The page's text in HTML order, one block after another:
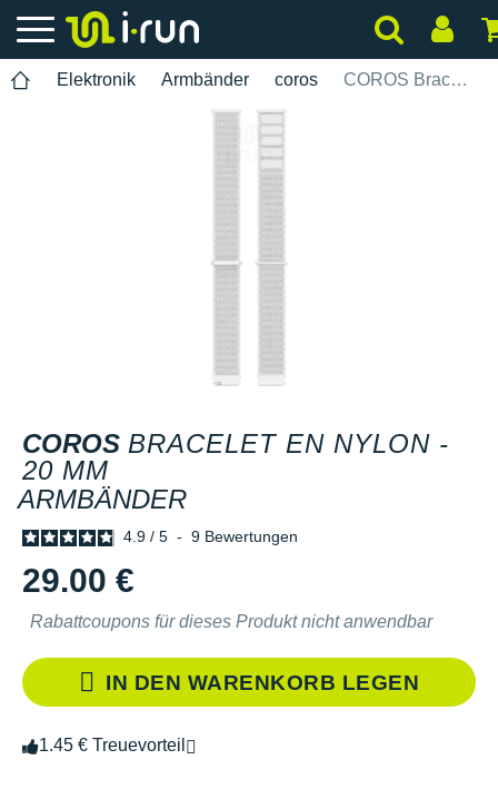
Elektronik Armbänder coros COROS Bracelet en nylon - 20 mm
COROS BRACELET EN NYLON -
20 MM
ARMBÄNDER
4.9 / 5 - 9 Bewertungen
29.00 €
Rabattcoupons für dieses Produkt nicht anwendbar
IN DEN WARENKORB LEGEN
1.45 € Treuevorteil